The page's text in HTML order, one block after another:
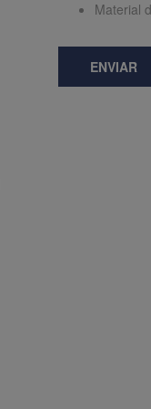
Material
ENVIAR